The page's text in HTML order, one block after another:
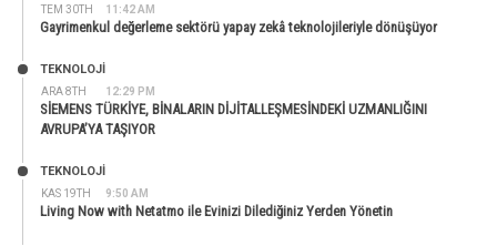
TEM 30TH 11:42 AM
Gayrimenkul değerleme sektörü yapay zekâ teknolojileriyle dönüşüyor
ARA 8TH 12:29 PM
TEKNOLOJİ
SİEMENS TÜRKİYE, BİNALARIN DİJİTALLEŞMESİNDEKİ UZMANLIĞINI
AVRUPA’YA TAŞIYOR
KAS 19TH 9:50 AM
TEKNOLOJİ
Living Now with Netatmo ile Evinizi Dilediğiniz Yerden Yönetin